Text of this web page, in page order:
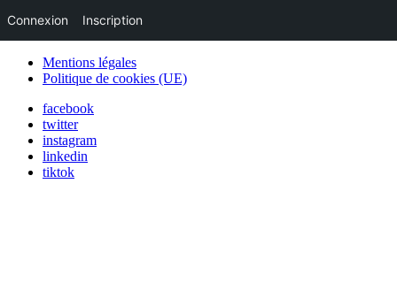
Mentions légales
Politique de cookies (UE)
facebook
twitter
instagram
linkedin
tiktok
Connexion Inscription